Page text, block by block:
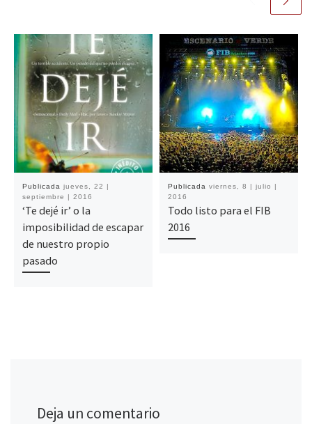
Publicada jueves, 22 |
septiembre | 2016
‘Te dejé ir’ o la
imposibilidad de escapar
de nuestro propio
pasado
Publicada viernes, 8 | julio |
2016
Todo listo para el FIB
2016
Deja un comentario